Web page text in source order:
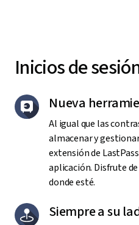
Inicios de
Nueva
Al igual que las
almacenar y
extensión de
aplicación. Disfrute
donde esté.
Siempre a su